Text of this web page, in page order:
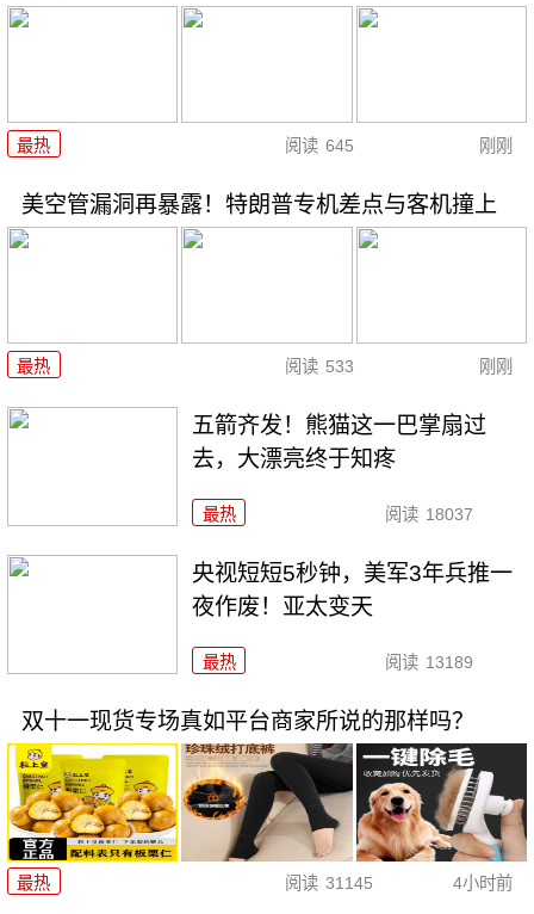
最热 阅读 645 刚刚
美空管漏洞再暴露！特朗普专机差点与客机撞上
最热 阅读 533 刚刚
五箭齐发！熊猫这一巴掌扇过
去，大漂亮终于知疼
最热 阅读 18037
央视短短5秒钟，美军3年兵推一
夜作废！亚太变天
最热 阅读 13189
双十一现货专场真如平台商家所说的那样吗？
最热 阅读 31145 4小时前